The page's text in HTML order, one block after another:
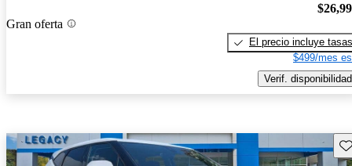
Gran oferta
El precio incluye tasas
$499/mes
Verif. disponibilidad